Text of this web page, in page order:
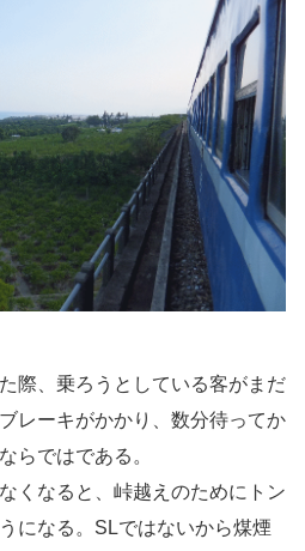
際、乗ろうとしている客がまだ
レーキがかかり、数分待ってか
らではである。
くなると、峠越えのためにトン
になる。SLではないから煤煙